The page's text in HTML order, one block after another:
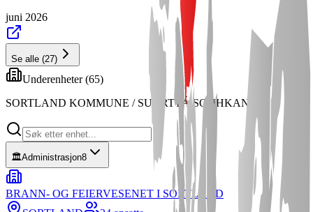
juni 2026
Se alle (27)
Underenheter (65)
SORTLAND KOMMUNE / SUORTTÁ SOUHKAN
🏛️Administrasjon8
BRANN- OG FEIERVESENET I SORTLAND